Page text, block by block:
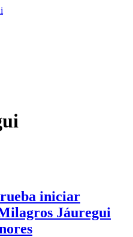
iniciar
Jáuregui